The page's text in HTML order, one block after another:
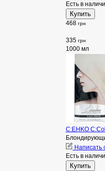
Есть в
468 грн
335 грн
1000 мл
C:EHKO
Написать
Есть в